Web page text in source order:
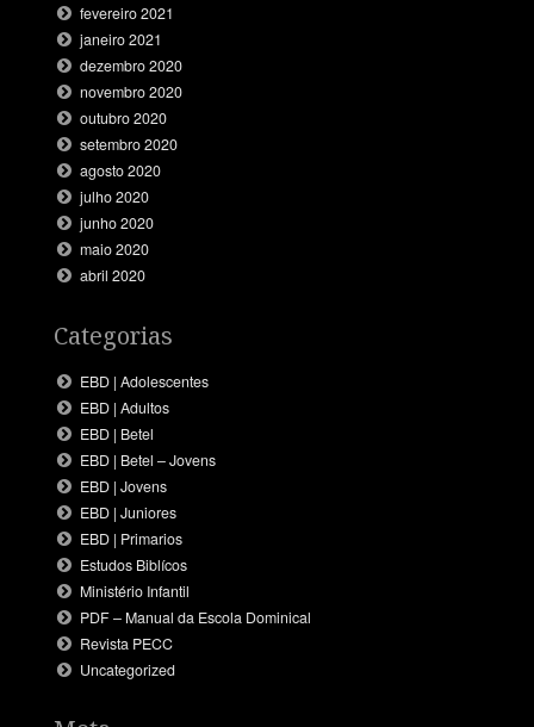
fevereiro 2021
janeiro 2021
dezembro 2020
novembro 2020
outubro 2020
setembro 2020
agosto 2020
julho 2020
junho 2020
maio 2020
abril 2020
Categorias
EBD | Adolescentes
EBD | Adultos
EBD | Betel
EBD | Betel – Jovens
EBD | Jovens
EBD | Juniores
EBD | Primarios
Estudos Biblícos
Ministério Infantil
PDF – Manual da Escola Dominical
Revista PECC
Uncategorized